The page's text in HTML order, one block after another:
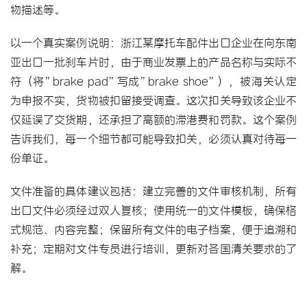
物描述等。
以一个真实案例说明：浙江某摩托车配件出口企业在向东南
亚出口一批刹车片时，由于商业发票上的产品名称与实际不
符（将”brake pad”写成”brake shoe”），被海关认定
为申报不实，货物被扣留接受调查。这次扣关导致该企业不
仅延误了交货期，还承担了高额的滞港费和罚款。这个案例
告诉我们，每一个细节都可能导致扣关，必须认真对待每一
份单证。
文件准备的具体建议包括：建立完善的文件审核机制，所有
出口文件必须经过双人复核；使用统一的文件模板，确保格
式规范、内容完整；保留所有文件的电子档案，便于追溯和
补充；定期对文件专员进行培训，更新对各国清关要求的了
解。